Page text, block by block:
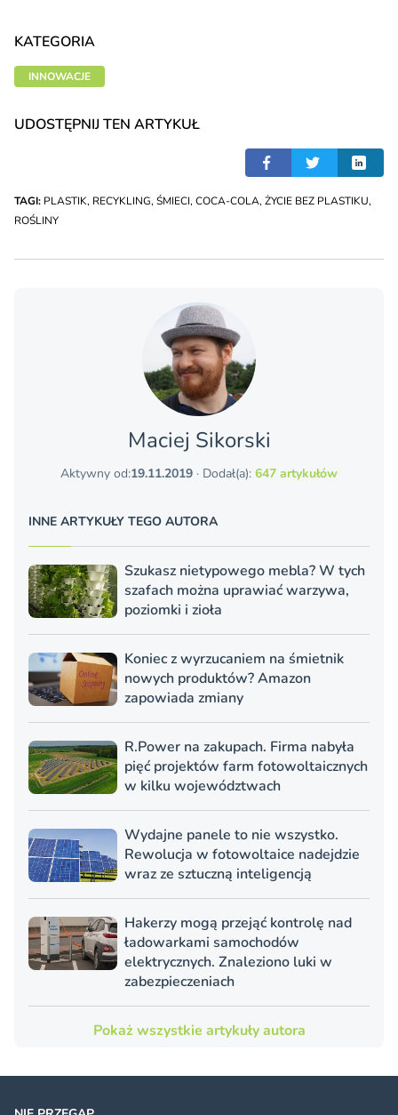
KATEGORIA
INNOWACJE
UDOSTĘPNIJ TEN ARTYKUŁ
TAGI: PLASTIK, RECYKLING, ŚMIECI, COCA-COLA, ŻYCIE BEZ PLASTIKU,
ROŚLINY
Maciej Sikorski
Aktywny od:19.11.2019 · Dodał(a): 647 artykułów
INNE ARTYKUŁY TEGO AUTORA
Szukasz nietypowego mebla? W tych
szafach można uprawiać warzywa,
poziomki i zioła
Koniec z wyrzucaniem na śmietnik
nowych produktów? Amazon
zapowiada zmiany
R.Power na zakupach. Firma nabyła
pięć projektów farm fotowoltaicznych
w kilku województwach
Wydajne panele to nie wszystko.
Rewolucja w fotowoltaice nadejdzie
wraz ze sztuczną inteligencją
Hakerzy mogą przejąć kontrolę nad
ładowarkami samochodów
elektrycznych. Znaleziono luki w
zabezpieczeniach
Pokaż wszystkie artykuły autora